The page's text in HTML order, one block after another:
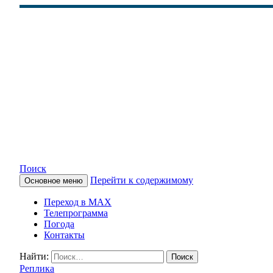
КАМЧАТСКОЕ
Поиск
Основное меню Перейти к содержимому
Переход в MAX
Телепрограмма
Погода
Контакты
Найти:
Реплика